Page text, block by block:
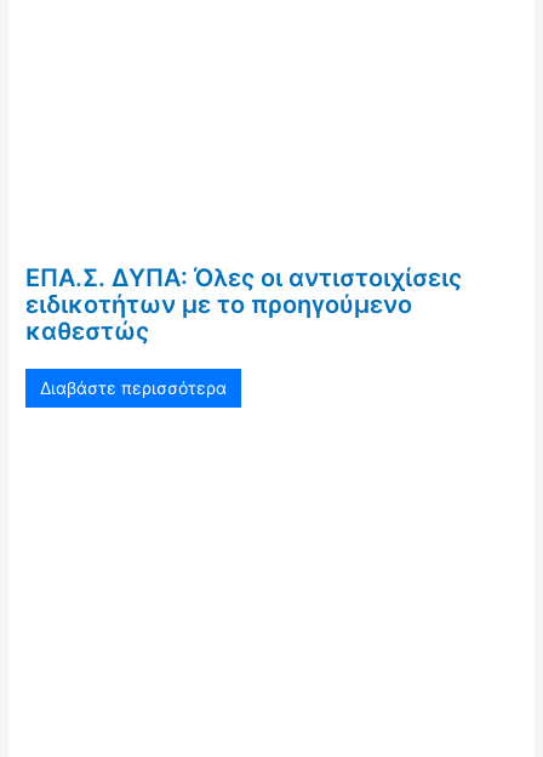
ΕΠΑ.Σ. ΔΥΠΑ: Όλες οι αντιστοιχίσεις
ειδικοτήτων με το προηγούμενο
καθεστώς
Διαβάστε περισσότερα